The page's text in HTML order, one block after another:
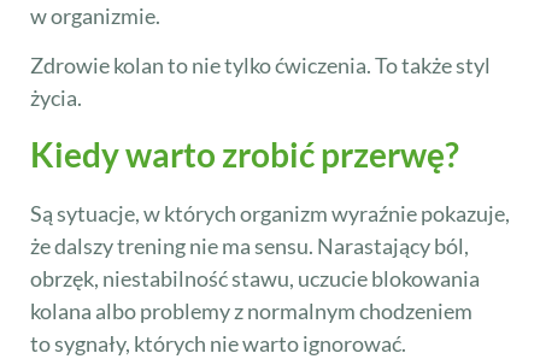
w organizmie.
Zdrowie kolan to nie tylko ćwiczenia. To także styl
życia.
Kiedy warto zrobić przerwę?
Są sytuacje, w których organizm wyraźnie pokazuje,
że dalszy trening nie ma sensu. Narastający ból,
obrzęk, niestabilność stawu, uczucie blokowania
kolana albo problemy z normalnym chodzeniem
to sygnały, których nie warto ignorować.